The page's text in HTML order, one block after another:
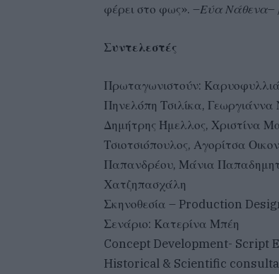
φέρει στο φως». –Εύα Νάθενα–
Συντελεστές
Πρωταγωνιστούν:
Πηνελόπη Τσιλίκα,
Δημήτρης Ήμελλος, Χριστίνα
Τσιοτσιόπουλος, Αγορίτσα
Παπανδρέου, Μάνια
Χατζηπασχάλη
Σκηνοθεσία – Production
Σενάριο: Κατερίνα Μπέη
Concept Development- Script
Historical & Scientific